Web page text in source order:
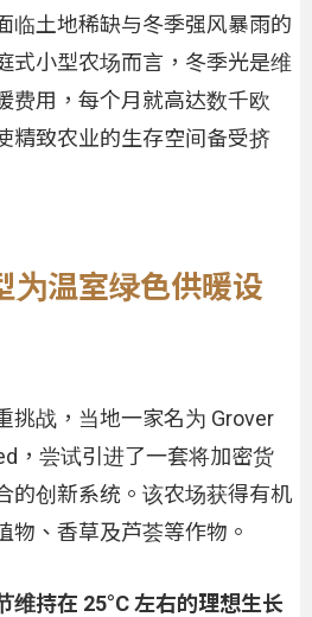
临土地稀缺与冬季强风暴雨的
式小型农场而言，冬季光是维
费用，每个月就高达数千欧
精致农业的生存空间备受挤
为温室绿色供暖设
挑战，当地一家名为 Grover
，尝试引进了一套将加密货
的创新系统。该农场获得有机
物、香草及芦荟等作物。
维持在 25°C 左右的理想生长